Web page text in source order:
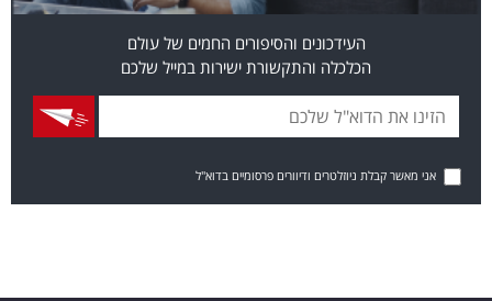
העידכונים והסיפורים החמים של עולם
הכלכלה והתקשורת ישירות במייל שלכם
אני מאשר קבלת ניוזלטרים ודיוורים פרסומיים בדוא"ל